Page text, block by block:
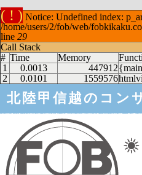
( ! ) Notice: Undefined index:
/home/users/2/fob/web/
line 29
Call Stack
# Time Memory
1
0.0013 447912
2
0.0101 1559576
北陸甲信越のコン